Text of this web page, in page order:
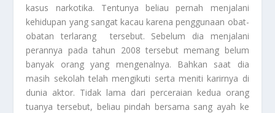
kasus narkotika. Tentunya beliau pernah menjalani
kehidupan yang sangat kacau karena penggunaan obat-
obatan terlarang tersebut. Sebelum dia menjalani
perannya pada tahun 2008 tersebut memang belum
banyak orang yang mengenalnya. Bahkan saat dia
masih sekolah telah mengikuti serta meniti karirnya di
dunia aktor. Tidak lama dari perceraian kedua orang
tuanya tersebut, beliau pindah bersama sang ayah ke